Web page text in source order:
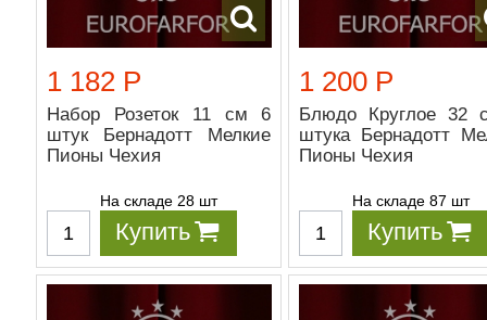
1 182 Р
Набор Розеток 11 см 6
штук Бернадотт Мелкие
Пионы Чехия
На складе 28 шт
Купить
1 200 Р
Блюдо Круглое 32
штука Бернадотт
Пионы Чехия
На складе 87 шт
Купить